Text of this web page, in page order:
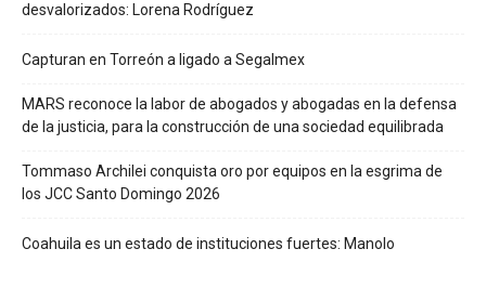
desvalorizados: Lorena Rodríguez
Capturan en Torreón a ligado a Segalmex
MARS reconoce la labor de abogados y abogadas en la defensa
de la justicia, para la construcción de una sociedad equilibrada
Tommaso Archilei conquista oro por equipos en la esgrima de
los JCC Santo Domingo 2026
Coahuila es un estado de instituciones fuertes: Manolo